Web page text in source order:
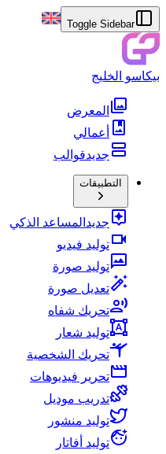
Toggle Sidebar
بيكاسو الخليج
المعرض
أعمالي
جديدقوالب
التطبيقات
جديد المساعد الذكي
توليد فيديو
توليد صورة
تعديل صورة
تحريك شفاه
توليد شعار
تحريك الشخصية
تحرير فيديوهات
تدريب موديل
توليد منشور
توليد أفاتار